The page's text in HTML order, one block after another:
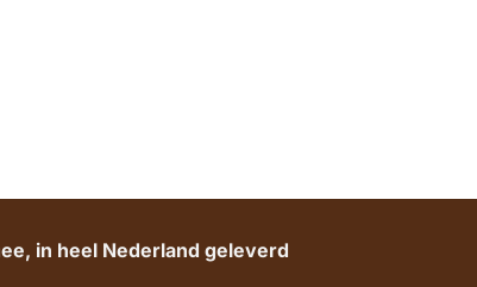
in heel Nederland geleverd